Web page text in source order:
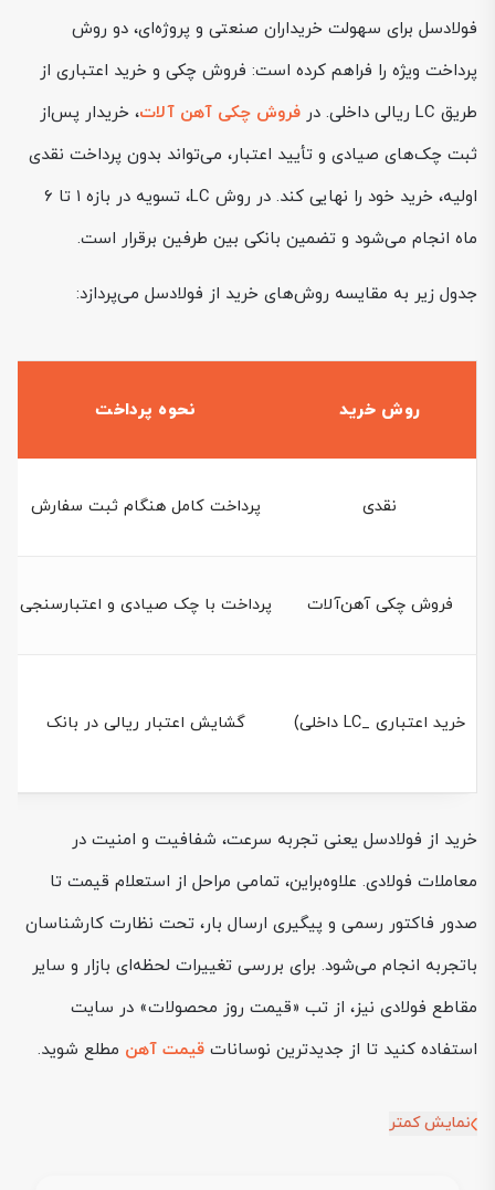
فولادسل برای سهولت خریداران صنعتی و پروژه‌ای، دو روش
پرداخت ویژه را فراهم کرده است: فروش چکی و خرید اعتباری از
طریق LC ریالی داخلی. در
فروش چکی آهن آلات، خریدار پس‌از
ثبت چک‌های صیادی و تأیید اعتبار، می‌تواند بدون پرداخت نقدی
اولیه، خرید خود را نهایی کند. در روش LC، تسویه در بازه ۱ تا ۶
ماه انجام می‌شود و تضمین بانکی بین طرفین برقرار است.
جدول زیر به مقایسه روش‌های خرید از فولادسل می‌پردازد:
روش خرید نحوه پرداخت
نقدی پرداخت کامل هنگام ثبت سفارش
فروش چکی آهن‌آلات پرداخت با چک صیادی و اعتبارسنجی
خرید اعتباری _LC داخلی) گشایش اعتبار ریالی در بانک
خرید از فولادسل یعنی تجربه سرعت، شفافیت و امنیت در
معاملات فولادی. علاوه‌براین، تمامی مراحل از استعلام قیمت تا
صدور فاکتور رسمی و پیگیری ارسال بار، تحت نظارت کارشناسان
باتجربه انجام می‌شود. برای بررسی تغییرات لحظه‌ای بازار و سایر
مقاطع فولادی نیز، از تب «قیمت روز محصولات» در سایت
استفاده کنید تا از جدیدترین نوسانات قیمت آهن مطلع شوید.
نمایش کمتر